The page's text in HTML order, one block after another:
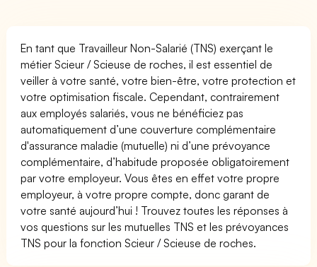
En tant que Travailleur Non-Salarié (TNS) exerçant le
métier Scieur / Scieuse de roches, il est essentiel de
veiller à votre santé, votre bien-être, votre protection et
votre optimisation fiscale. Cependant, contrairement
aux employés salariés, vous ne bénéficiez pas
automatiquement d’une couverture complémentaire
d'assurance maladie (mutuelle) ni d’une prévoyance
complémentaire, d’habitude proposée obligatoirement
par votre employeur. Vous êtes en effet votre propre
employeur, à votre propre compte, donc garant de
votre santé aujourd’hui ! Trouvez toutes les réponses à
vos questions sur les mutuelles TNS et les prévoyances
TNS pour la fonction Scieur / Scieuse de roches.